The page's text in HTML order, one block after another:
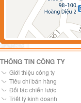
THÔNG TIN CÔNG TY
Giới thiệu công ty
Tiêu chí bán hàng
Đối tác chiến lược
Triết lý kinh doanh